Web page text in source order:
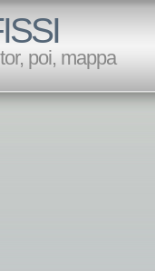
poi, mappa